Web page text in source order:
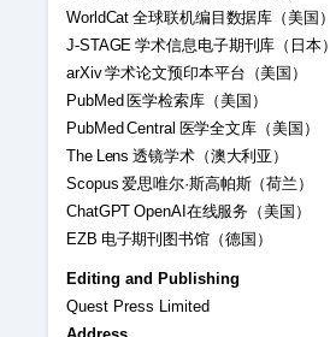
WorldCat 全球联机编目数据库（美国）
J-STAGE 学术信息电子期刊库（日本）
arXiv 学术论文预印本平台（美国）
PubMed 医学检索库（美国）
PubMed Central 医学全文库（美国）
The Lens 透镜学术（澳大利亚）
Scopus 爱思唯尔·斯高帕斯（荷兰）
ChatGPT OpenAI在线服务（美国）
EZB 电子期刊图书馆（德国）
Editing and Publishing
Quest Press Limited